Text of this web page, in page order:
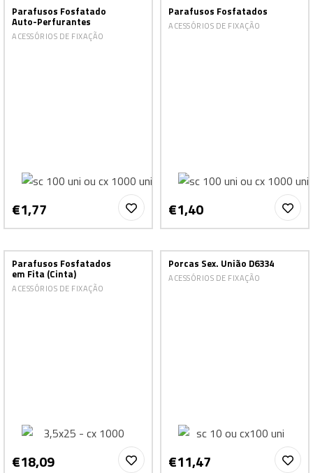
Parafusos Fosfatado
Auto-Perfurantes
ACESSÓRIOS DE FIXAÇÃO
€1,77
Parafusos Fosfatados
ACESSÓRIOS DE FIXAÇÃO
€1,40
Parafusos Fosfatados
em Fita (Cinta)
ACESSÓRIOS DE FIXAÇÃO
€18,09
Porcas Sex. União D6334
ACESSÓRIOS DE FIXAÇÃO
€11,47